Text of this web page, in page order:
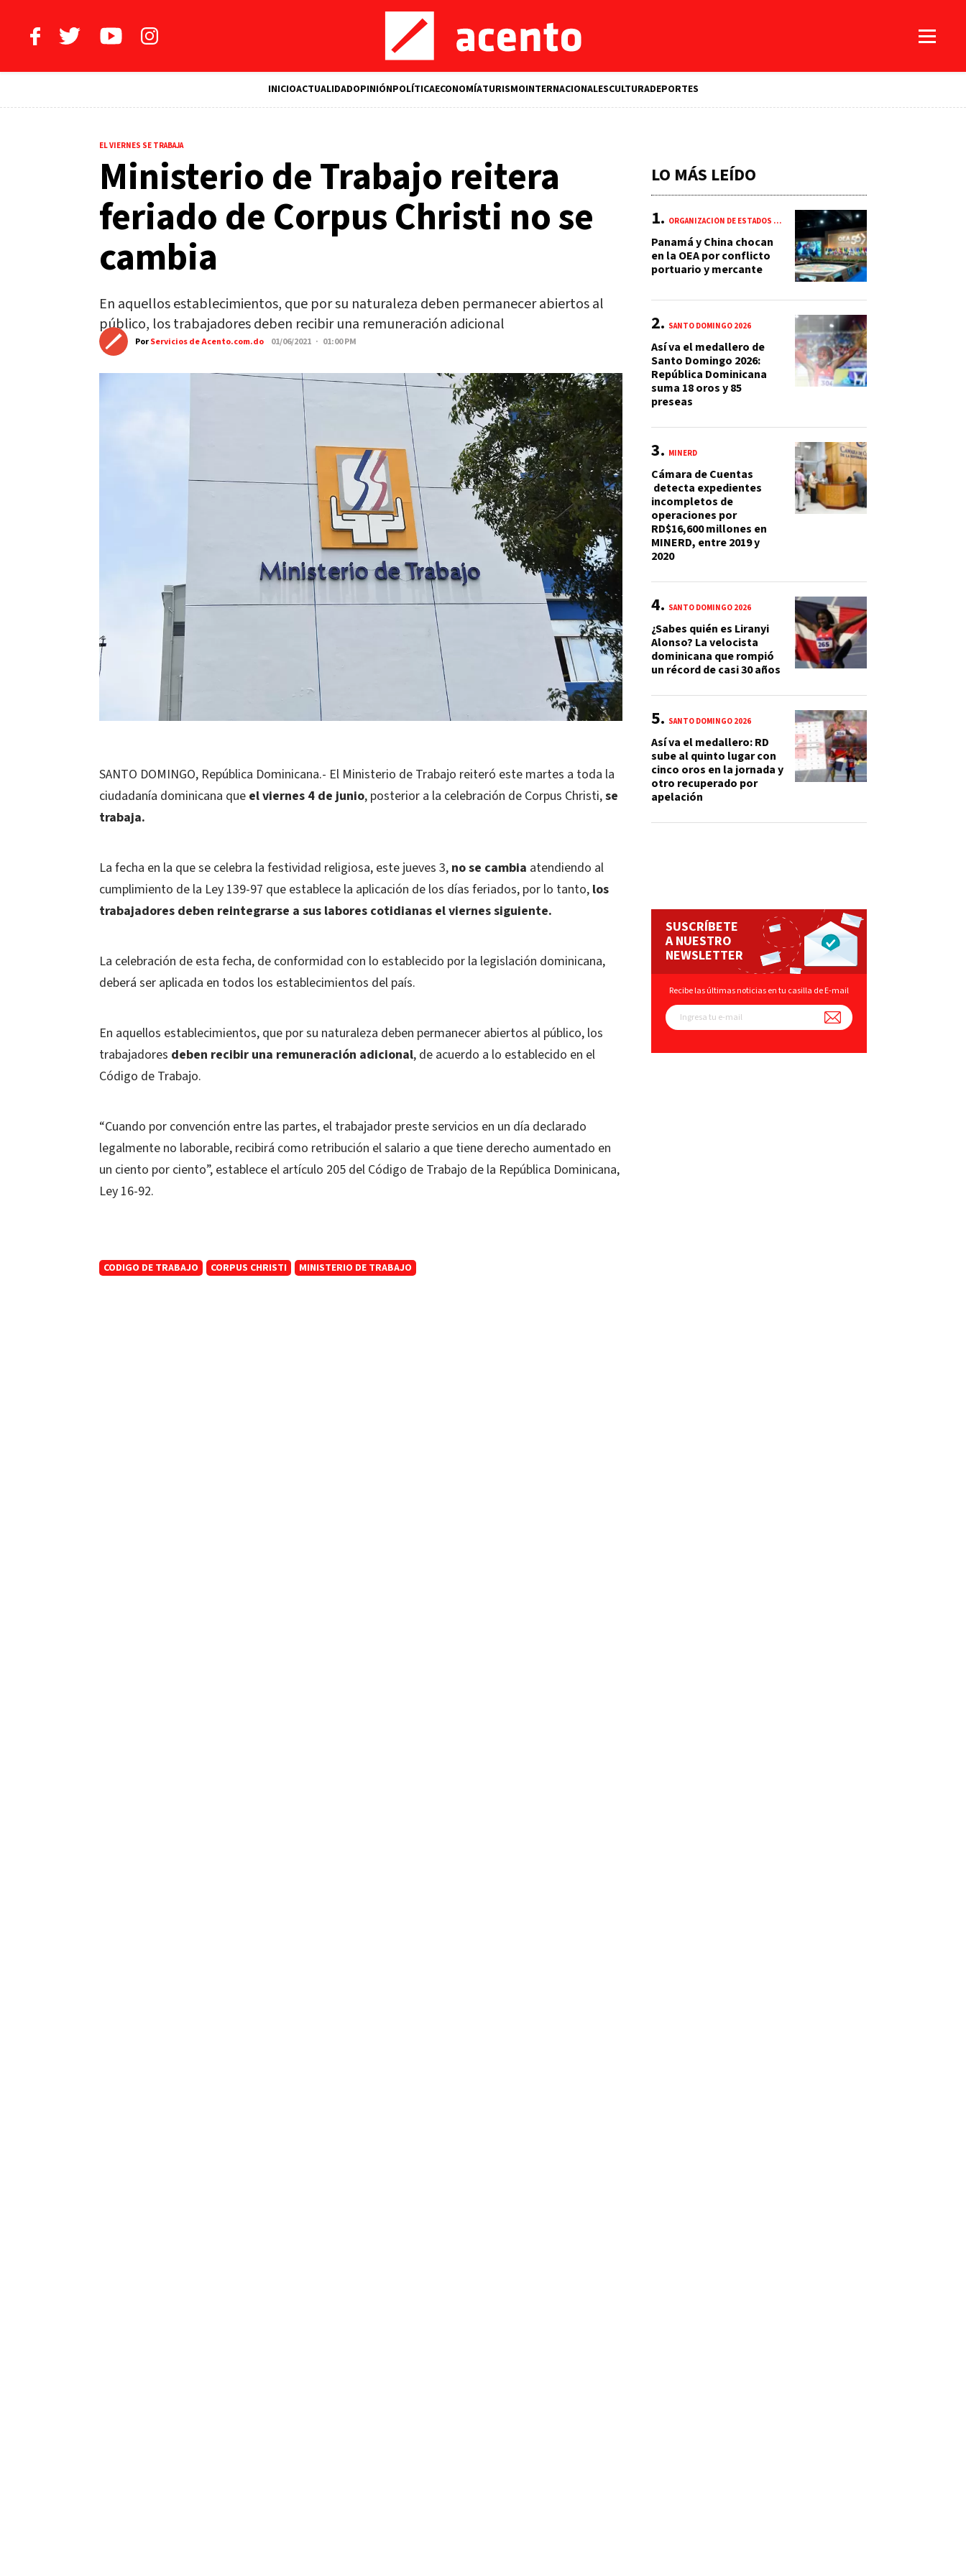
INICIOACTUALIDADOPINIÓNPOLÍTICAECONOMÍATURISMOINTERNACIONALESCULTURADEPORTES
EL VIERNES SE TRABAJA
Ministerio de Trabajo reitera
feriado de Corpus Christi no se
cambia
En aquellos establecimientos, que por su naturaleza deben permanecer abiertos al
público, los trabajadores deben recibir una remuneración adicional
PorServicios de Acento.com.do 01/06/2021 · 01:00 PM
SANTO DOMINGO, República Dominicana.- El Ministerio de Trabajo reiteró este martes a toda la
ciudadanía dominicana que el viernes 4 de junio, posterior a la celebración de Corpus Christi,se
trabaja.
La fecha en la que se celebra la festividad religiosa, este jueves 3, no se cambia atendiendo al
cumplimiento de la Ley 139-97 que establece la aplicación de los días feriados, por lo tanto, los
trabajadores deben reintegrarse a sus labores cotidianas el viernes siguiente.
La celebración de esta fecha, de conformidad con lo establecido por la legislación dominicana,
deberá ser aplicada en todos los establecimientos del país.
En aquellos establecimientos, que por su naturaleza deben permanecer abiertos al público, los
trabajadores deben recibir una remuneración adicional, de acuerdo a lo establecido en el
Código de Trabajo.
“Cuando por convención entre las partes, el trabajador preste servicios en un día declarado
legalmente no laborable, recibirá como retribución el salario a que tiene derecho aumentado en
un ciento por ciento”, establece el artículo 205 del Código de Trabajo de la República Dominicana,
Ley 16-92.
CODIGO DE TRABAJO CORPUS CHRISTI MINISTERIO DE TRABAJO
LO MÁS LEÍDO
ORGANIZACIÓN DE ESTADOS AMERICANOS (OEA)
Panamá y China chocan
en la OEA por conflicto
portuario y mercante
SANTO DOMINGO 2026
Así va el medallero de
Santo Domingo 2026:
República Dominicana
suma 18 oros y 85
preseas
MINERD
Cámara de Cuentas
detecta expedientes
incompletos de
operaciones por
RD$16,600 millones en
MINERD, entre 2019 y
2020
SANTO DOMINGO 2026
¿Sabes quién es Liranyi
Alonso? La velocista
dominicana que rompió
un récord de casi 30 años
SANTO DOMINGO 2026
Así va el medallero: RD
sube al quinto lugar con
cinco oros en la jornada y
otro recuperado por
apelación
SUSCRÍBETE
A NUESTRO
NEWSLETTER
Recibe las últimas noticias en tu casilla de E-mail